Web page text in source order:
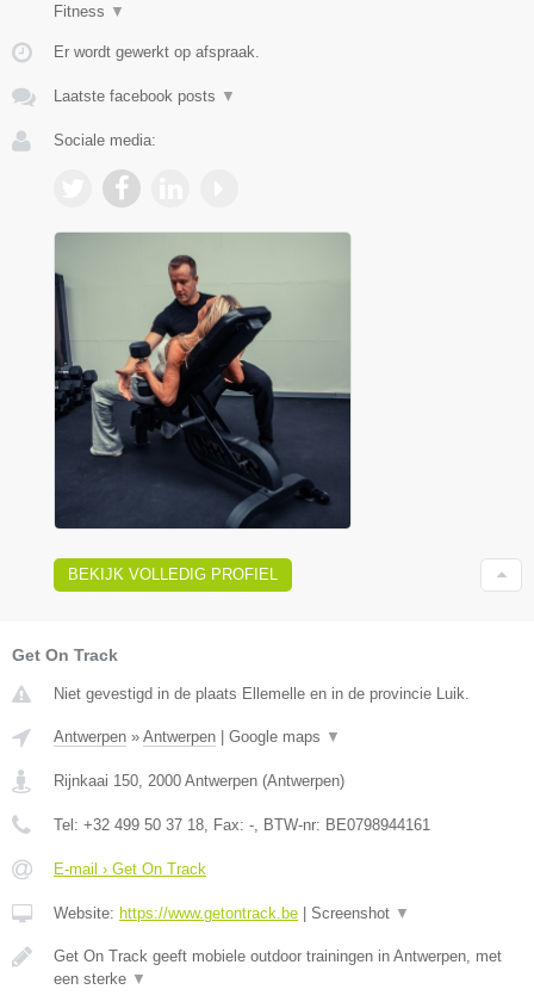
Fitness ▼
Er wordt gewerkt op afspraak.
Laatste facebook posts ▼
Sociale media:
BEKIJK VOLLEDIG PROFIEL
Get On Track
Niet gevestigd in de plaats Ellemelle en in de provincie Luik.
Antwerpen » Antwerpen | Google maps ▼
Rijnkaai 150 2000 Antwerpen (Antwerpen)
Tel: +32 499 50 37 18 , Fax: - , BTW-nr: BE0798944161
E-mail › Get On Track
Website: https://www.getontrack.be | Screenshot ▼
Get On Track geeft mobiele outdoor trainingen in Antwerpen, met
een sterke ▼